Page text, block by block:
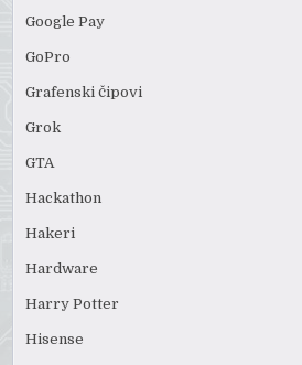
Google Pay
GoPro
Grafenski čipovi
Grok
GTA
Hackathon
Hakeri
Hardware
Harry Potter
Hisense